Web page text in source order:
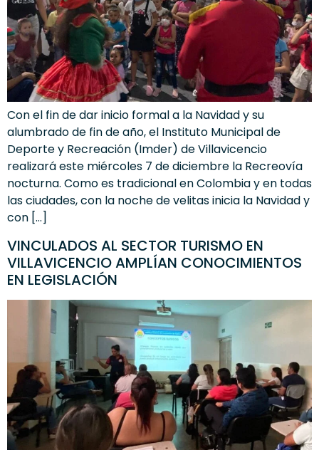
Con el fin de dar inicio formal a la Navidad y su
alumbrado de fin de año, el Instituto Municipal de
Deporte y Recreación (Imder) de Villavicencio
realizará este miércoles 7 de diciembre la Recreovía
nocturna. Como es tradicional en Colombia y en todas
las ciudades, con la noche de velitas inicia la Navidad y
con […]
VINCULADOS AL SECTOR TURISMO EN
VILLAVICENCIO AMPLÍAN CONOCIMIENTOS
EN LEGISLACIÓN